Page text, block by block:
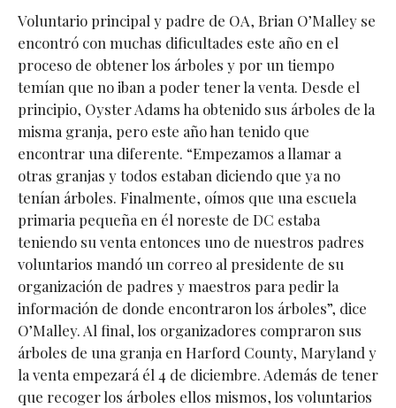
Voluntario principal y padre de OA, Brian O’Malley se
encontró con muchas dificultades este año en el
proceso de obtener los árboles y por un tiempo
temían que no iban a poder tener la venta. Desde el
principio, Oyster Adams ha obtenido sus árboles de la
misma granja, pero este año han tenido que
encontrar una diferente. “Empezamos a llamar a
otras granjas y todos estaban diciendo que ya no
tenían árboles. Finalmente, oímos que una escuela
primaria pequeña en él noreste de DC estaba
teniendo su venta entonces uno de nuestros padres
voluntarios mandó un correo al presidente de su
organización de padres y maestros para pedir la
información de donde encontraron los árboles”, dice
O’Malley. Al final, los organizadores compraron sus
árboles de una granja en Harford County, Maryland y
la venta empezará él 4 de diciembre. Además de tener
que recoger los árboles ellos mismos, los voluntarios